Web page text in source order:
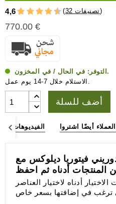
4,6
( 32 تصنيفات)
770.00 €
التوفر: في الحال / في المخزون.
الاستلام خلال 7-14 يوم عمل.
أضف للسلة
الفيديوهات العملاء أيضًا اشتروا
فيتوريا ديلوكس مع
المنتجات أدناه ثم احفظ
أدناه لاختيار العناصر
ترغب في إضافتها بسعر خاص